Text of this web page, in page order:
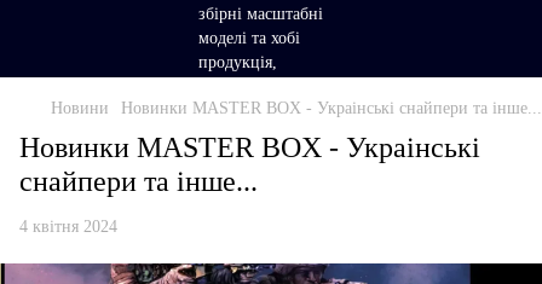
Новини Новинки MASTER BOX - Украінські снайпери та інше...
Новинки MASTER BOX - Украінські
снайпери та інше...
4 квітня 2024